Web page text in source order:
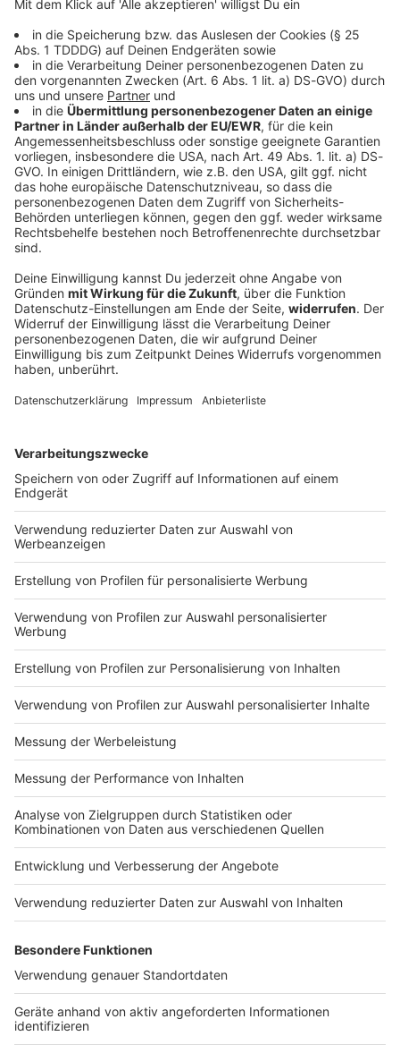
Bayern
Bayern lockert wegen Dürre Regeln für Bio-
Tierhaltung
Das Landwirtschaftsministerium stuft die
Versorgungslage mit Futtermitteln als
nichtökologisches Heu oder Silage auszuweichen.
DEINE GEMERKTEN ARTIKEL
Du hast dir noch keine Artikel gemerkt
Markiere sie hierfür mit einem
Impressum
Nutzungsbedingungen
Jobs
Presse
Werben
Archiv
ANTENNE BAYERN GROUP
Stiftung ANTENNE BAYERN
hilft
Kontakt
Studio-Hotline
Verkehrs-Hotline
Newsletter